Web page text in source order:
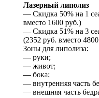
Лазерный липолиз
— Скидка 50% на 1
вместо 1600 руб.)
— Скидка 51% на 3
(2352 руб. вместо
Зоны для липолиза:
— руки;
— живот;
— бока;
— внутренняя часть
— внешняя часть